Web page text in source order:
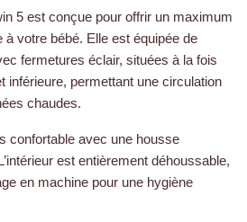
5 est conçue pour offrir un maximum
à votre bébé. Elle est équipée de
fermetures éclair, situées à la fois
inférieure, permettant une circulation
chaudes.
confortable avec une housse
est entièrement déhoussable,
en machine pour une hygiène